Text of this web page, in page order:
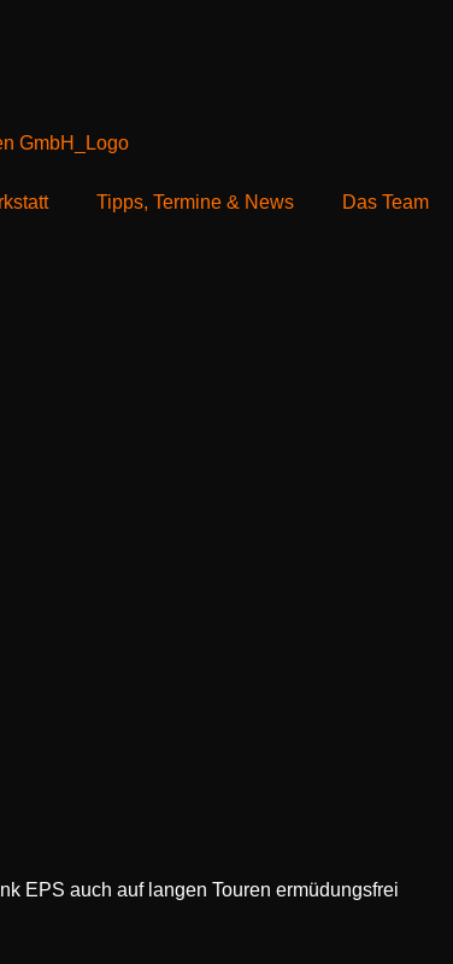
Tipps, Termine & News Das Team
EPS auch auf langen Touren ermüdungsfrei